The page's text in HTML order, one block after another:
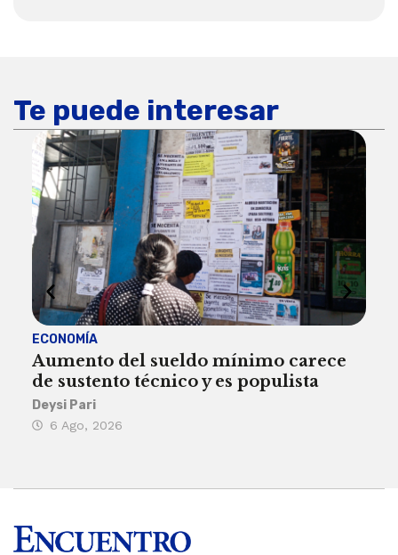
Te puede interesar
ECONOMÍA
Aumento del sueldo mínimo carece
de sustento técnico y es populista
Deysi Pari
6 Ago, 2026